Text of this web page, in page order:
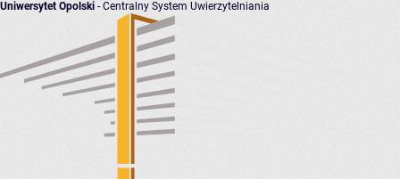
Uniwersytet Opolski - Centralny System Uwierzytelniania